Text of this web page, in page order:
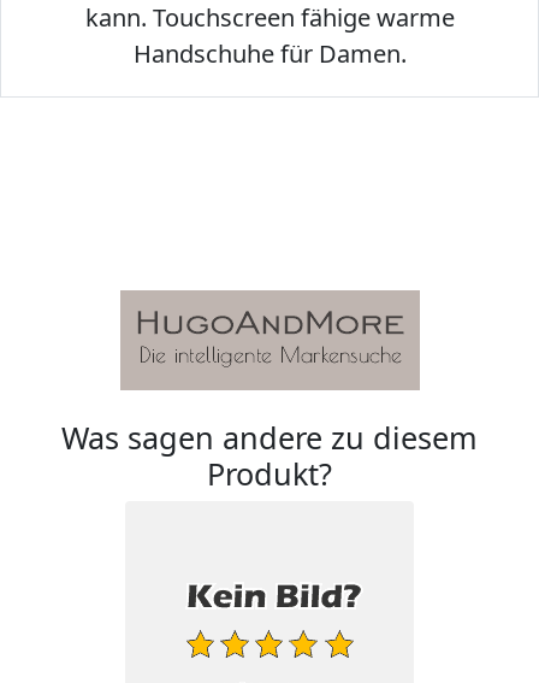
kann. Touchscreen fähige warme
Handschuhe für Damen.
Was sagen andere zu diesem
Produkt?